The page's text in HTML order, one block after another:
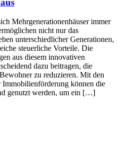
Mehrgenerationenhäuser immer
nicht nur das
unterschiedlicher Generationen,
steuerliche Vorteile. Die
aus diesem innovativen
dazu beitragen, die
zu reduzieren. Mit den
können die
genutzt werden, um ein […]